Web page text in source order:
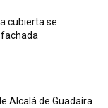
cubierta se
Alcalá de Guadaíra